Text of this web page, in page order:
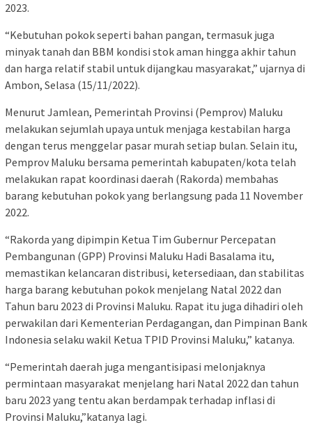
2023.
“Kebutuhan pokok seperti bahan pangan, termasuk juga
minyak tanah dan BBM kondisi stok aman hingga akhir tahun
dan harga relatif stabil untuk dijangkau masyarakat,” ujarnya di
Ambon, Selasa (15/11/2022).
Menurut Jamlean, Pemerintah Provinsi (Pemprov) Maluku
melakukan sejumlah upaya untuk menjaga kestabilan harga
dengan terus menggelar pasar murah setiap bulan. Selain itu,
Pemprov Maluku bersama pemerintah kabupaten/kota telah
melakukan rapat koordinasi daerah (Rakorda) membahas
barang kebutuhan pokok yang berlangsung pada 11 November
2022.
“Rakorda yang dipimpin Ketua Tim Gubernur Percepatan
Pembangunan (GPP) Provinsi Maluku Hadi Basalama itu,
memastikan kelancaran distribusi, ketersediaan, dan stabilitas
harga barang kebutuhan pokok menjelang Natal 2022 dan
Tahun baru 2023 di Provinsi Maluku. Rapat itu juga dihadiri oleh
perwakilan dari Kementerian Perdagangan, dan Pimpinan Bank
Indonesia selaku wakil Ketua TPID Provinsi Maluku,” katanya.
“Pemerintah daerah juga mengantisipasi melonjaknya
permintaan masyarakat menjelang hari Natal 2022 dan tahun
baru 2023 yang tentu akan berdampak terhadap inflasi di
Provinsi Maluku,”katanya lagi.